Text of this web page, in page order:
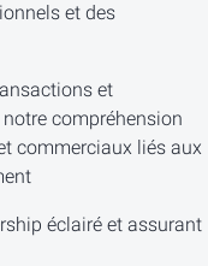
et des
et
compréhension
commerciaux liés aux
éclairé et assurant